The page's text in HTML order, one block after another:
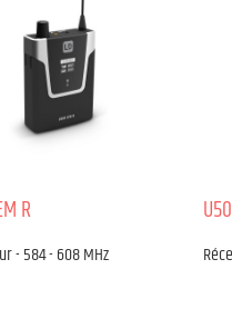
R
- 584 - 608 MHz